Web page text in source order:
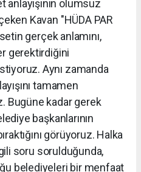
olumsuz
Kavan "HÜDA PAR
gerçek anlamını,
gerektirdiğini
Aynı zamanda
tamamen
Bugüne kadar gerek
başkanlarının
görüyoruz. Halka
soru sorulduğunda,
belediyeleri bir menfaat